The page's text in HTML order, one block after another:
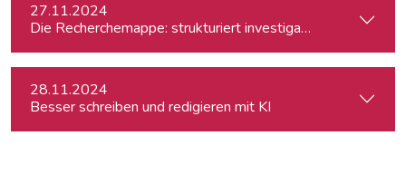
27.11.2024
Die Recherchemappe: strukturiert investigativ arbeiten,
28.11.2024
Besser schreiben und redigieren mit KI